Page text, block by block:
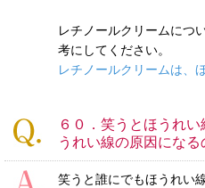
レチノールクリームにつ
考にしてください。
レチノールクリームは、
６０．笑うとほうれ
うれい線の原因になる
笑うと誰にでもほうれい